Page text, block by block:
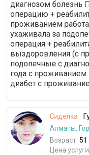
диагнозом болезнь
операцию +
проживанием
ухаживала за
операция +
выздоровления (с
подопечные с
года с
диабет с
Сиделка
Алматы,
Возраст: 51
Цена